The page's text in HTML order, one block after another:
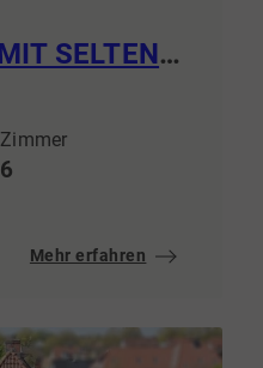
EIN ANWESEN MIT SELTENHEITSWERT Großzügiges Wohnen zwischen Natur, Wasser und historischem Ambiente
Zimmer
6
Mehr erfahren